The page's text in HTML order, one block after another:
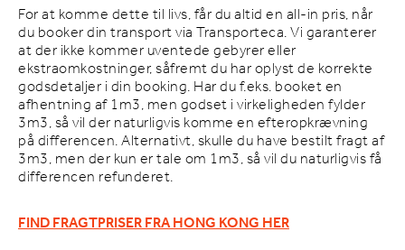
For at komme dette til livs, får du altid en all-in pris, når
du booker din transport via Transporteca. Vi garanterer
at der ikke kommer uventede gebyrer eller
ekstraomkostninger, såfremt du har oplyst de korrekte
godsdetaljer i din booking. Har du f.eks. booket en
afhentning af 1m3, men godset i virkeligheden fylder
3m3, så vil der naturligvis komme en efteropkrævning
på differencen. Alternativt, skulle du have bestilt fragt af
3m3, men der kun er tale om 1m3, så vil du naturligvis få
differencen refunderet.
FIND FRAGTPRISER FRA HONG KONG HER